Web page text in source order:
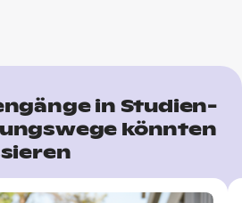
in Studien-
könnten